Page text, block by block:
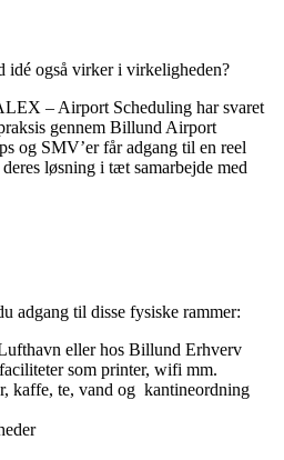
idé også virker i virkeligheden?
– Airport Scheduling har svaret
gennem Billund Airport
og SMV’er får adgang til en reel
løsning i tæt samarbejde med
adgang til disse fysiske rammer:
eller hos Billund Erhverv
som printer, wifi mm.
kaffe, te, vand og kantineordning